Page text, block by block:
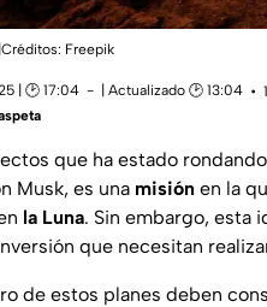
Freepik
| 🕑 17:04 | Actualizado 🕑 13:04
que ha estado
Musk, es una misión en la
la Luna. Sin embargo, esta
que necesitan
de estos planes deben